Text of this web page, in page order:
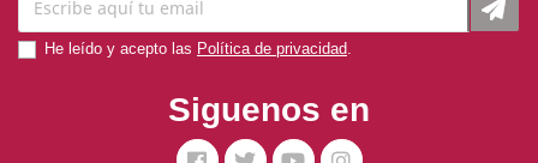
He leído y acepto las Política de privacidad
Siguenos en